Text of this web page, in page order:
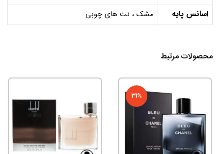
اسانس پایه مشک ، نت های چوبی
محصولات مرتبط
31%